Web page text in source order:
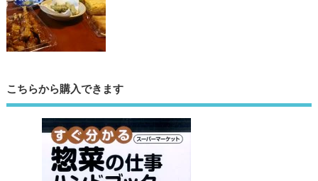
こちらから購入できます